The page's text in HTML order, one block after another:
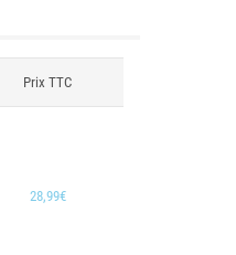
Prix TTC
28,99€